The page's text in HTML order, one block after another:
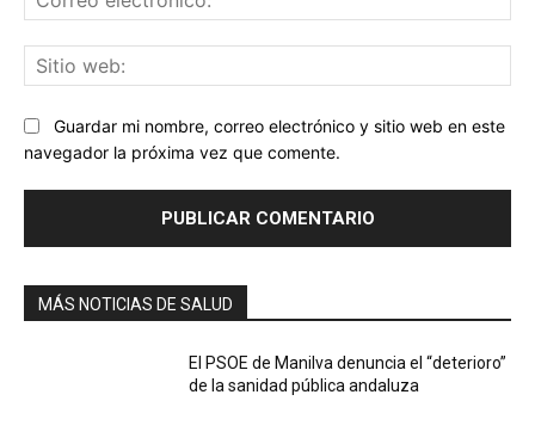
Guardar mi nombre, correo electrónico y sitio web en este
navegador la próxima vez que comente.
MÁS NOTICIAS DE SALUD
El PSOE de Manilva denuncia el “deterioro”
de la sanidad pública andaluza